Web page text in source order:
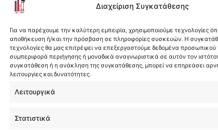
Διαχείριση Συγκατάθεσης
Για να παρέχουμε την καλύτερη εμπειρία, χρησιμοποιούμε τεχνολογίες
αποθήκευση ή/και την πρόσβαση σε πληροφορίες συσκευών. Η
τεχνολογίες θα μας επιτρέψει να επεξεργαστούμε δεδομένα
συμπεριφορά περιήγησης ή μοναδικά αναγνωριστικά σε αυτόν τον
συγκατάθεση ή η ανάκληση της συγκατάθεσης, μπορεί να επηρεάσει
λειτουργίες και δυνατότητες.
Λειτουργικά
Στατιστικά